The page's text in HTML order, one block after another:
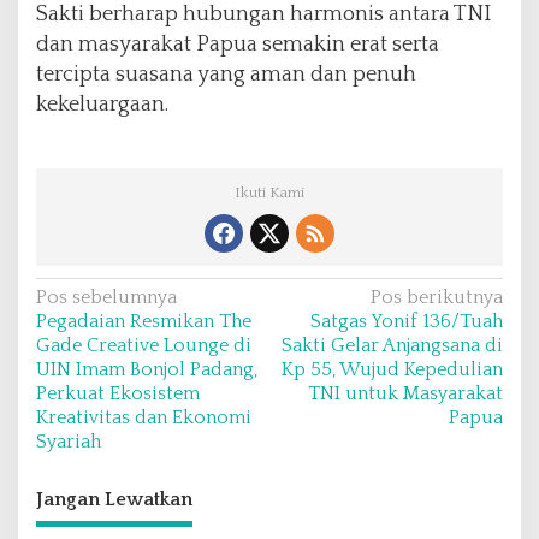
Sakti berharap hubungan harmonis antara TNI
dan masyarakat Papua semakin erat serta
tercipta suasana yang aman dan penuh
kekeluargaan.
Ikuti Kami
N
a
v
i
g
s
Pos sebelumnya
Pegadaian Resmikan The
Gade Creative Lounge di
UIN Imam Bonjol Padang,
Perkuat Ekosistem
Kreativitas dan Ekonomi
Syariah
Pos berikutnya
Satgas Yonif 136/Tuah
Sakti Gelar Anjangsana di
Kp 55, Wujud Kepedulian
TNI untuk Masyarakat
Papua
Jangan Lewatkan